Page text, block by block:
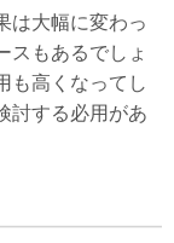
は大幅に変わっ
スもあるでしょ
も高くなってし
討する必用があ